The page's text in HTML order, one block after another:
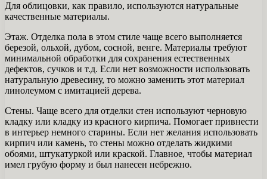
Для облицовки, как правило, используются натуральные
качественные материалы.
Этаж. Отделка пола в этом стиле чаще всего выполняется
березой, ольхой, дубом, сосной, венге. Материалы требуют
минимальной обработки для сохранения естественных
дефектов, сучков и т.д. Если нет возможности использовать
натуральную древесину, то можно заменить этот материал
линолеумом с имитацией дерева.
Стены. Чаще всего для отделки стен используют черновую
кладку или кладку из красного кирпича. Помогает привнести
в интерьер немного старины. Если нет желания использовать
кирпич или камень, то стены можно отделать жидкими
обоями, штукатуркой или краской. Главное, чтобы материал
имел грубую форму и был нанесен небрежно.